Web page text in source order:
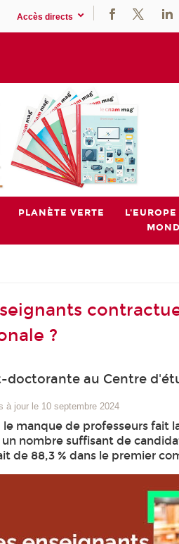
Accès directs
PLANÈTE VERTE
L'EUROPE
?
doctorante au Centre
à jour le 10 septembre 2024
manque de professeurs fait
nombre suffisant de
de 88,3 % dans le premier